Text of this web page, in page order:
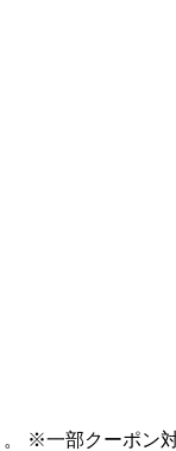
※一部クーポ